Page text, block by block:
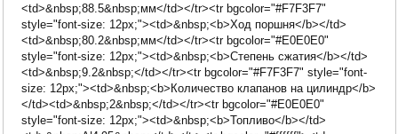
<td>&nbsp;88.5&nbsp;мм</td></tr><tr bgcolor="#F7F3F7"
style="font-size: 12px;"><td>&nbsp;<b>Ход поршня</b></td>
<td>&nbsp;80.2&nbsp;мм</td></tr><tr bgcolor="#E0E0E0"
style="font-size: 12px;"><td>&nbsp;<b>Степень сжатия</b></td>
<td>&nbsp;9.2&nbsp;</td></tr><tr bgcolor="#F7F3F7" style="font-
size: 12px;"><td>&nbsp;<b>Количество клапанов на цилиндр</b>
</td><td>&nbsp;2&nbsp;</td></tr><tr bgcolor="#E0E0E0"
style="font-size: 12px;"><td>&nbsp;<b>Топливо</b></td>